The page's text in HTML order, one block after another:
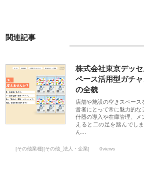
関連記事
株式会社東京デッ
ペース活用型ガチ
の全貌
店舗や施設の空きスペー
営者にとって常に魅力的な
什器の導入や在庫管理、メ
えると二の足を踏んでし
ん…
[その他業種][その他_法人・企業] 0views